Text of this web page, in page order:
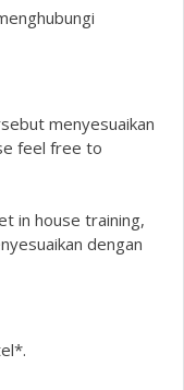
menyesuaikan
feel free to
in house training,
dengan